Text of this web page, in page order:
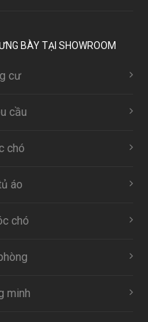
BÀY TẠI SHOWROOM
cư
cầu
chó
áo
chó
minh